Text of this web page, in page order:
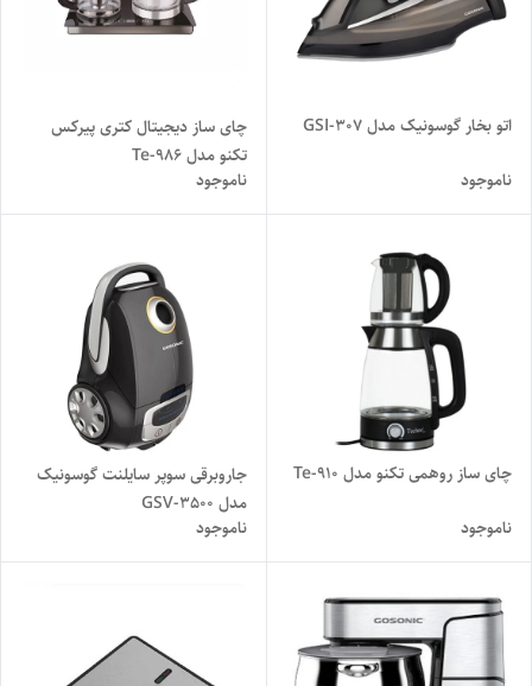
اتو بخار گوسونیک مدل GSI-307
ناموجود
چای ساز دیجیتال کتری پیرکس
تکنو مدل Te-986
ناموجود
چای ساز روهمی تکنو مدل Te-910
ناموجود
جاروبرقی سوپر سایلنت گوسونیک
مدل GSV-3500
ناموجود